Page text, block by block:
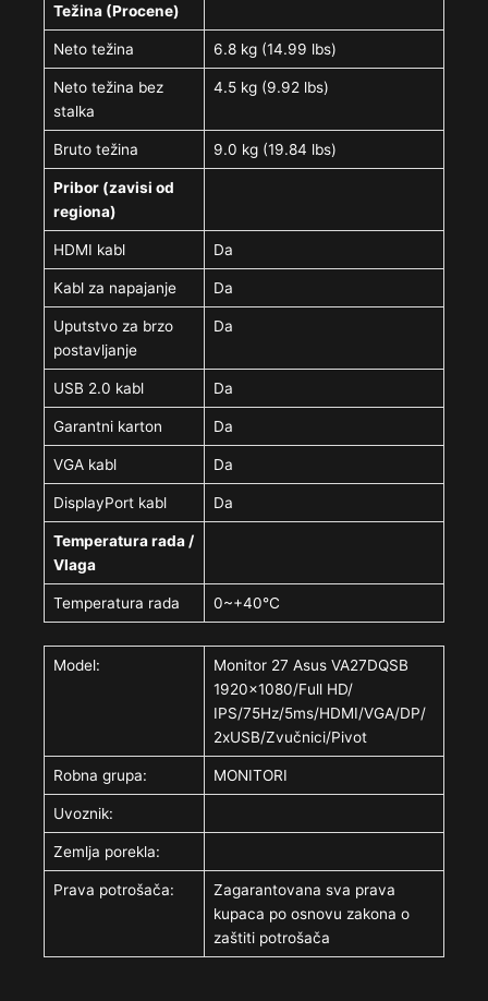
Težina (Procene)
Neto težina 6.8 kg (14.99 lbs)
Neto težina bez
stalka
4.5 kg (9.92 lbs)
Bruto težina 9.0 kg (19.84 lbs)
Pribor (zavisi od
regiona)
HDMI kabl Da
Kabl za napajanje Da
Uputstvo za brzo
postavljanje
Da
USB 2.0 kabl Da
Garantni karton Da
VGA kabl Da
DisplayPort kabl Da
Temperatura rada /
Vlaga
Temperatura rada 0~+40°C
Model:
Monitor 27 Asus VA27DQSB
1920×1080/Full HD/
IPS/75Hz/5ms/HDMI/VGA/DP/
2xUSB/Zvučnici/Pivot
Robna grupa: MONITORI
Uvoznik:
Zemlja porekla:
Prava potrošača:
Zagarantovana sva prava
kupaca po osnovu zakona o
zaštiti potrošača